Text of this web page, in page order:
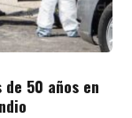
de 50 años en